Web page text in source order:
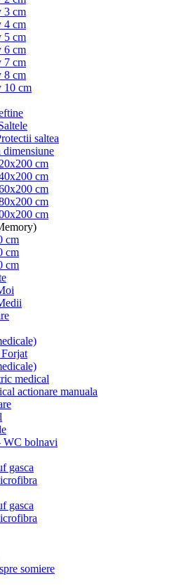
3 cm
4 cm
5 cm
6 cm
7 cm
8 cm
10 cm
saltea
dimensiune
cm
cm
cm
cm
cm
cm
cm
cm
medical
actionare manuala
WC bolnavi
gasca
gasca
somiere